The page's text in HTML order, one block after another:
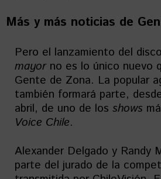
Más y más noticias de
Pero el lanzamiento del disco
mayorno es lo único nuevo
Gente de Zona. La popular
también formará parte,
abril, de uno de los shows
Voice Chile.
Alexander Delgado y Randy
parte del jurado de la